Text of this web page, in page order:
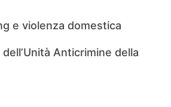
e violenza domestica
Anticrimine della